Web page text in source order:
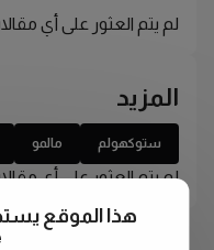
لم يتم العثور على أي
المزيد
ستوكهولم مالمو
لم يتم العثور على أي
هذا الموقع